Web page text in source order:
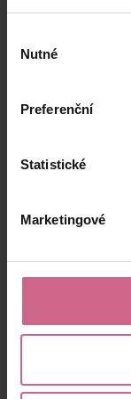
souhlasu
Nutné
Preferenční
Statistické
Marketingové